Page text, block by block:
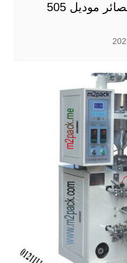
ماكينات تعبه وتغليف عصائر موديل 505